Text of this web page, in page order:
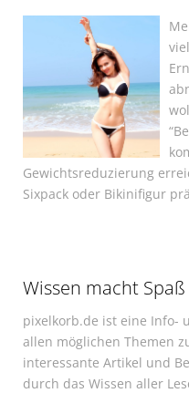
Gewichtsreduzierung
Sixpack oder Bikinifigur
Wissen macht
pixelkorb.de ist eine Info-
allen möglichen Themen
interessante Artikel und
durch das Wissen aller